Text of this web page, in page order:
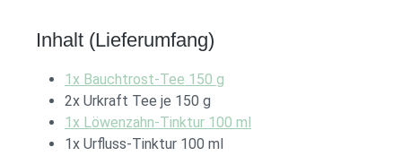
Inhalt (Lieferumfang)
1x Bauchtrost-Tee 150 g
2x Urkraft Tee je 150 g
1x Löwenzahn-Tinktur 100 ml
1x Urfluss-Tinktur 100 ml